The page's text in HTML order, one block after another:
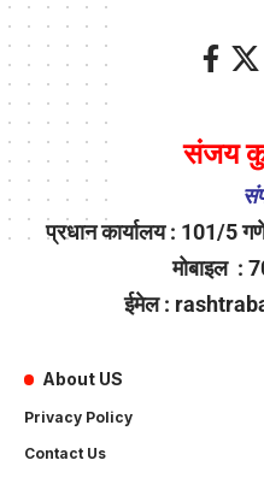
संजय
प्रधान कार्यालय : 101/5
मोबाइल :
ईमेल :
About US
Privacy Policy
Contact Us